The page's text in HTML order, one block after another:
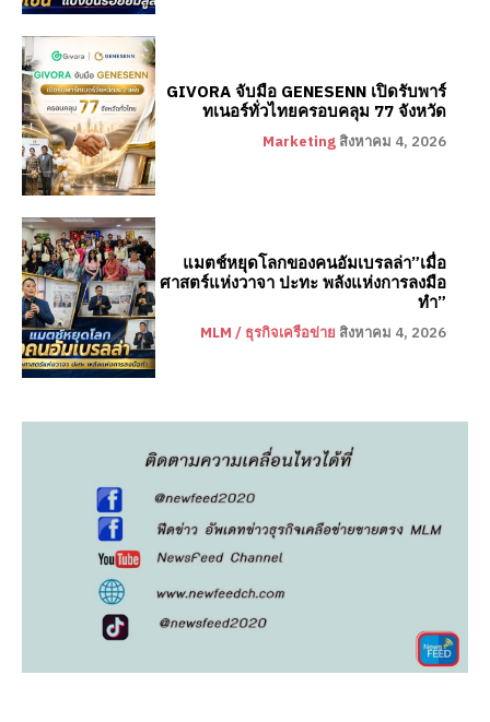
GIVORA จับมือ GENESENN เปิดรับพาร์
ทเนอร์ทั่วไทยครอบคลุม 77 จังหวัด
Marketing สิงหาคม 4, 2026
แมตช์หยุดโลกของคนอัมเบรลล่า”เมื่อ
ศาสตร์แห่งวาจา ปะทะ พลังแห่งการลงมือ
ทำ”
MLM / ธุรกิจเครือข่าย สิงหาคม 4, 2026